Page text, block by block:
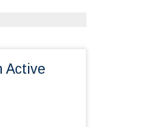
Active